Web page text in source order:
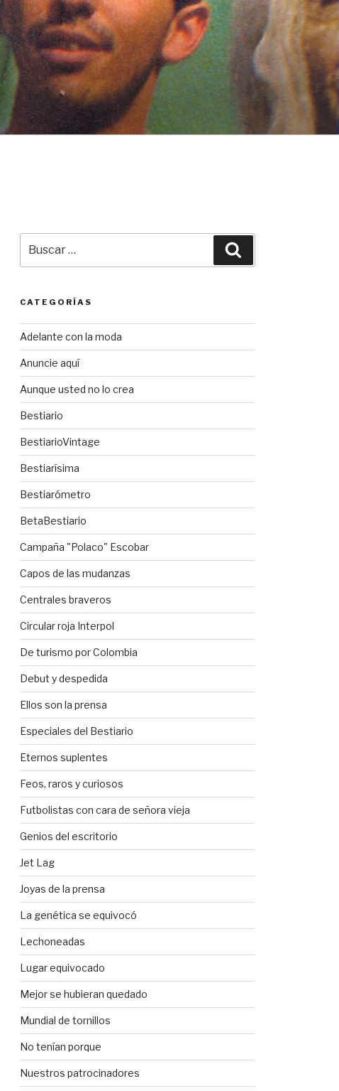
por:
CATEGORÍAS
Adelante con la moda
Anuncie aquí
Aunque usted no lo crea
Bestiario
BestiarioVintage
Bestiarísima
Bestiarómetro
BetaBestiario
Campaña "Polaco" Escobar
Capos de las mudanzas
Centrales braveros
Circular roja Interpol
De turismo por Colombia
Debut y despedida
Ellos son la prensa
Especiales del Bestiario
Eternos suplentes
Feos, raros y curiosos
Futbolistas con cara de señora vieja
Genios del escritorio
Jet Lag
Joyas de la prensa
La genética se equivocó
Lechoneadas
Lugar equivocado
Mejor se hubieran quedado
Mundial de tornillos
No tenían porque
Nuestros patrocinadores